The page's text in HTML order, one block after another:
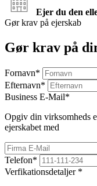
Ejer du den
Gør krav på ejerskab
Gør krav på
Fornavn*
Efternavn*
Business E-Mail*
Opgiv din virksomheds
ejerskabet med
Telefon*
Verfikationsdetaljer *